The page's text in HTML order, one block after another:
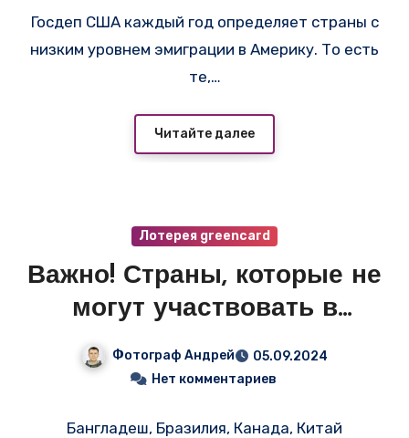
Госдеп США каждый год определяет страны с
низким уровнем эмиграции в Америку. То есть
те,…
Читайте далее
Лотерея greencard
Важно! Страны, которые не
могут участвовать в
Фотограф Андрей
05.09.2024
Нет комментариев
Бангладеш, Бразилия, Канада, Китай